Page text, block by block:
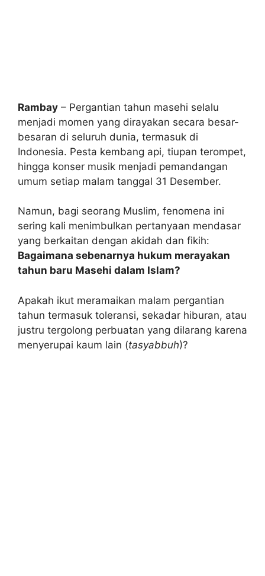
Rambay – Pergantian tahun masehi selalu
menjadi momen yang dirayakan secara besar-
besaran di seluruh dunia, termasuk di
Indonesia. Pesta kembang api, tiupan terompet,
hingga konser musik menjadi pemandangan
umum setiap malam tanggal 31 Desember.
Namun, bagi seorang Muslim, fenomena ini
sering kali menimbulkan pertanyaan mendasar
yang berkaitan dengan akidah dan fikih:
Bagaimana sebenarnya hukum merayakan
tahun baru Masehi dalam Islam?
Apakah ikut meramaikan malam pergantian
tahun termasuk toleransi, sekadar hiburan, atau
justru tergolong perbuatan yang dilarang karena
menyerupai kaum lain (tasyabbuh)?